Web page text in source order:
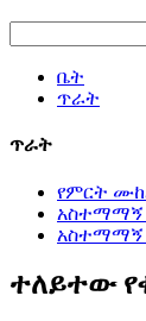
ቤት
ጥራት
ጥራት
የምርት
አስተማማኝ
አስተማማኝ
ተለይተው